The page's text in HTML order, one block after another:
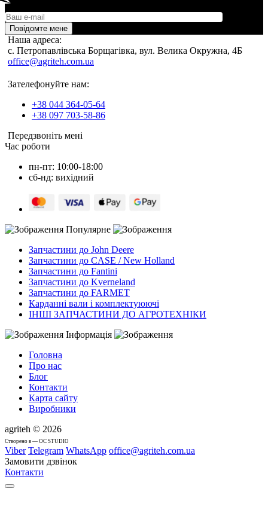
Повідомте мене
Наша адреса:
c. Петропавлівська Борщагівка, вул. Велика Окружна, 4Б
office@agriteh.com.ua
Зателефонуйте нам:
+38 044 364-05-64
+38 097 703-58-86
Передзвоніть мені
Час роботи
пн-пт: 10:00-18:00
сб-нд: вихідний
Популярне
Запчастини до John Deere
Запчастини до CASE / New Holland
Запчастини до Fantini
Запчастини до Kverneland
Запчастини до FARMET
Карданні вали і комплектуюючі
ІНШІ ЗАПЧАСТИНИ ДО АГРОТЕХНІКИ
Інформація
Головна
Про нас
Блог
Контакти
Карта сайту
Виробники
agriteh © 2026
Cтворено в — OC STUDIO
Viber Telegram WhatsApp office@agriteh.com.ua
Замовити дзвінок
Контакти